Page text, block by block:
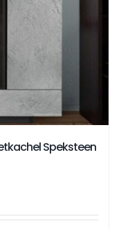
Speksteen